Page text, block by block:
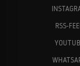
RSS-